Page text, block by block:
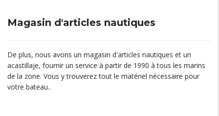
Magasin d'articles nautiques
De plus, nous avons un magasin d'articles nautiques et un
acastillaje, fournir un service à partir de 1990 à tous les marins
de la zone. Vous y trouverez tout le matériel nécessaire pour
votre bateau..